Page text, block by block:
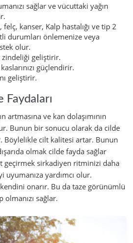
sağlar ve vücuttaki yağın
kanser, Kalp hastalığı ve tip 2
durumları önlemenize veya
olur.
geliştirir.
güçlendirir.
geliştirir.
Faydaları
artmasına ve kan dolaşımının
Bunun bir sonucu olarak da cilde
Böylelikle cilt kalitesi artar. Bunun
olmak cilde fayda sağlar
geçirmek sirkadiyen ritminizi daha
uyumanıza yardımcı olur.
onarır. Bu da taze görünümlü
sağlar.